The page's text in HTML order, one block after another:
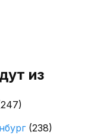
из
(238)